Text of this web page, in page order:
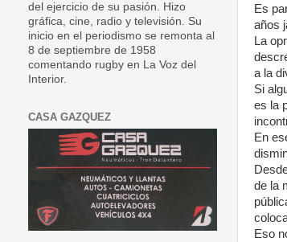
Es
años
La
a la
Si
es la
En
de la
Eso
del ejercicio de su pasión. Hizo
gráfica, cine, radio y televisión. Su
inicio en el periodismo se remonta al
8 de septiembre de 1958
comentando rugby en La Voz del
Interior.
CASA GAZQUEZ